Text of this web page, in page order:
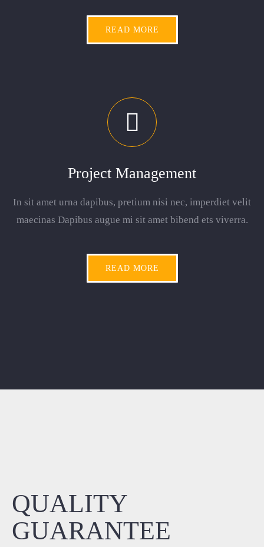
READ MORE
Project Management
In sit amet urna dapibus, pretium nisi nec, imperdiet velit
maecinas Dapibus augue mi sit amet bibend ets viverra.
READ MORE
QUALITY
GUARANTEE